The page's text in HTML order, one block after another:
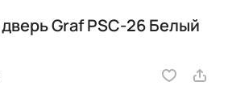
Graf PSC-26 Белый